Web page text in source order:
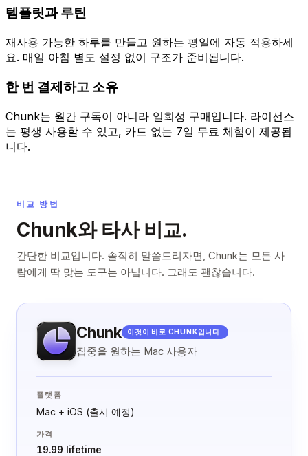
템플릿과 루틴
재사용 가능한 하루를 만들고 원하는 평일에 자동 적용하세
요. 매일 아침 별도 설정 없이 구조가 준비됩니다.
한 번 결제하고 소유
Chunk는 월간 구독이 아니라 일회성 구매입니다. 라이선스
는 평생 사용할 수 있고, 카드 없는 7일 무료 체험이 제공됩
니다.
비교 방법
Chunk와 타사 비교.
간단한 비교입니다. 솔직히 말씀드리자면, Chunk는 모든 사
람에게 딱 맞는 도구는 아닙니다. 그래도 괜찮습니다.
Chunk 이것이 바로 CHUNK입니다.
집중을 원하는 Mac 사용자
플랫폼
Mac + iOS (출시 예정)
가격
19.99 lifetime